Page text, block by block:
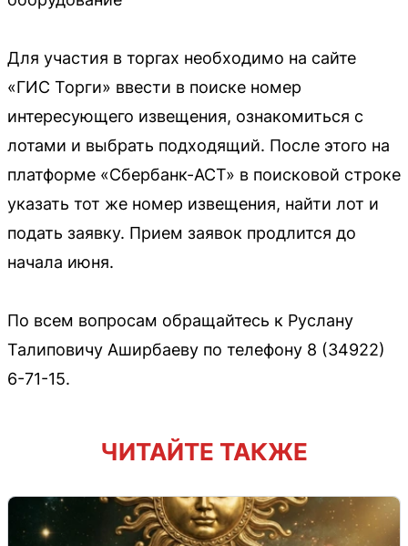
Для участия в торгах необходимо на сайте
«ГИС Торги» ввести в поиске номер
интересующего извещения, ознакомиться с
лотами и выбрать подходящий. После этого на
платформе «Сбербанк-АСТ» в поисковой строке
указать тот же номер извещения, найти лот и
подать заявку. Прием заявок продлится до
начала июня.
По всем вопросам обращайтесь к Руслану
Талиповичу Аширбаеву по телефону 8 (34922)
6-71-15.
ЧИТАЙТЕ ТАКЖЕ